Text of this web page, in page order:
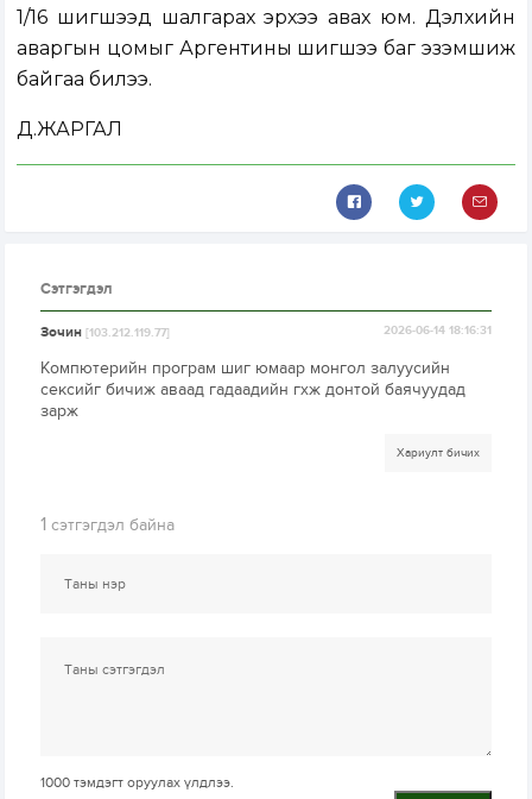
1/16 шигшээд шалгарах эрхээ авах юм. Дэлхийн
аваргын цомыг Аргентины шигшээ баг эзэмшиж
байгаа билээ.
Д.ЖАРГАЛ
Сэтгэгдэл
Зочин[103.212.119.77] 2026-06-14 18:16:31
Компютерийн програм шиг юмаар монгол залуусийн
сексийг бичиж аваад гадаадийн гхж донтой баячуудад
зарж
Хариулт бичих
1 сэтгэгдэл байна
1000 тэмдэгт оруулах үлдлээ.